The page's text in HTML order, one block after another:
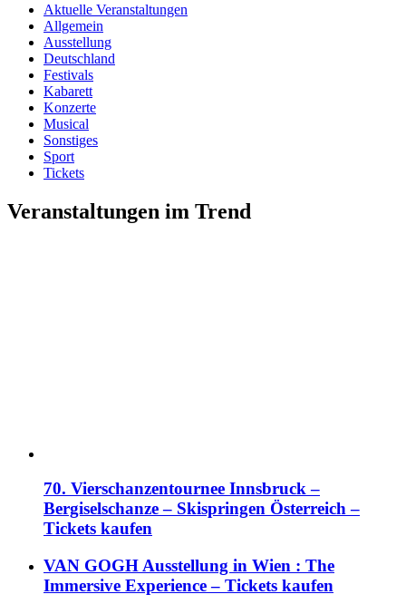
Aktuelle Veranstaltungen
Allgemein
Ausstellung
Deutschland
Festivals
Kabarett
Konzerte
Musical
Sonstiges
Sport
Tickets
Veranstaltungen im Trend
70. Vierschanzentournee Innsbruck –
Bergiselschanze – Skispringen Österreich –
Tickets kaufen
VAN GOGH Ausstellung in Wien : The
Immersive Experience – Tickets kaufen